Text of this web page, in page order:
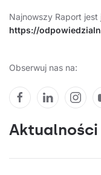
Najnowszy Raport
https://
Obserwuj nas na:
Aktualności